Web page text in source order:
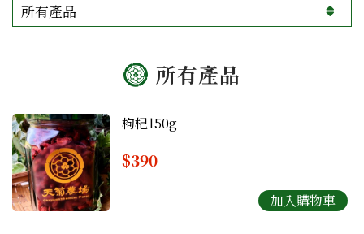
所有產品
所有產品
枸杞150g
$390